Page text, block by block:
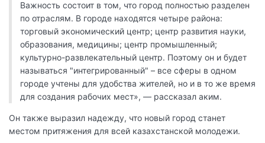
Важность состоит в том, что город полностью разделен
по отраслям. В городе находятся четыре района:
торговый экономический центр; центр развития науки,
образования, медицины; центр промышленный;
культурно-развлекательный центр. Поэтому он и будет
называться "интегрированный" – все сферы в одном
городе учтены для удобства жителей, но и в то же время
для создания рабочих мест», — рассказал аким.
Он также выразил надежду, что новый город станет
местом притяжения для всей казахстанской молодежи.